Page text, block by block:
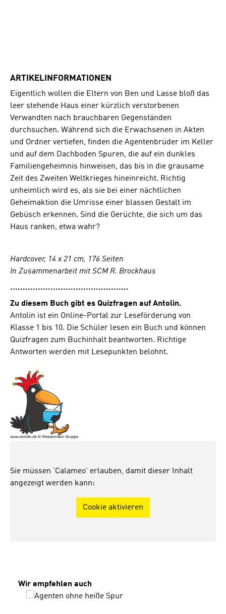
ARTIKELINFORMATIONEN
Eigentlich wollen die Eltern von Ben und Lasse bloß das
leer stehende Haus einer kürzlich verstorbenen
Verwandten nach brauchbaren Gegenständen
durchsuchen. Während sich die Erwachsenen in Akten
und Ordner vertiefen, finden die Agentenbrüder im Keller
und auf dem Dachboden Spuren, die auf ein dunkles
Familiengeheimnis hinweisen, das bis in die grausame
Zeit des Zweiten Weltkrieges hineinreicht. Richtig
unheimlich wird es, als sie bei einer nächtlichen
Geheimaktion die Umrisse einer blassen Gestalt im
Gebüsch erkennen. Sind die Gerüchte, die sich um das
Haus ranken, etwa wahr?
Hardcover, 14 x 21 cm, 176 Seiten
In Zusammenarbeit mit SCM R. Brockhaus
...............................................
Zu diesem Buch gibt es Quizfragen auf Antolin.
Antolin ist ein Online-Portal zur Leseförderung von
Klasse 1 bis 10. Die Schüler lesen ein Buch und können
Quizfragen zum Buchinhalt beantworten. Richtige
Antworten werden mit Lesepunkten belohnt.
Sie müssen 'Calameo' erlauben, damit dieser Inhalt
angezeigt werden kann:
Cookie aktivieren
Produktgalerie überspringen
Wir empfehlen auch